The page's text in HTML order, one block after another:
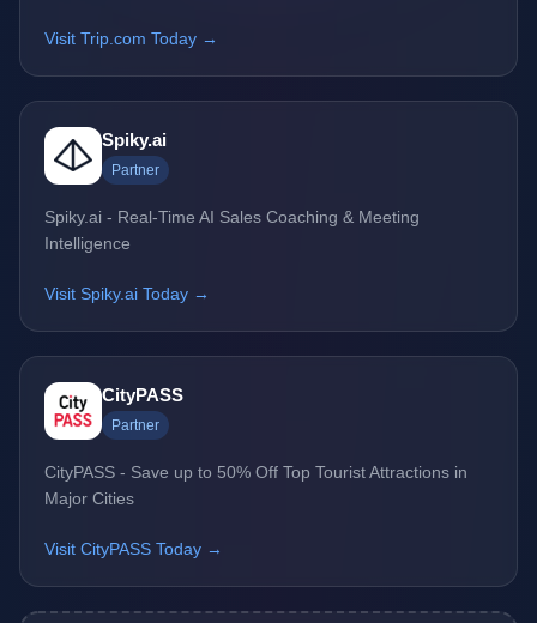
Visit Trip.com Today →
Spiky.ai
Partner
Spiky.ai - Real-Time AI Sales Coaching & Meeting
Intelligence
Visit Spiky.ai Today →
CityPASS
Partner
CityPASS - Save up to 50% Off Top Tourist Attractions in
Major Cities
Visit CityPASS Today →